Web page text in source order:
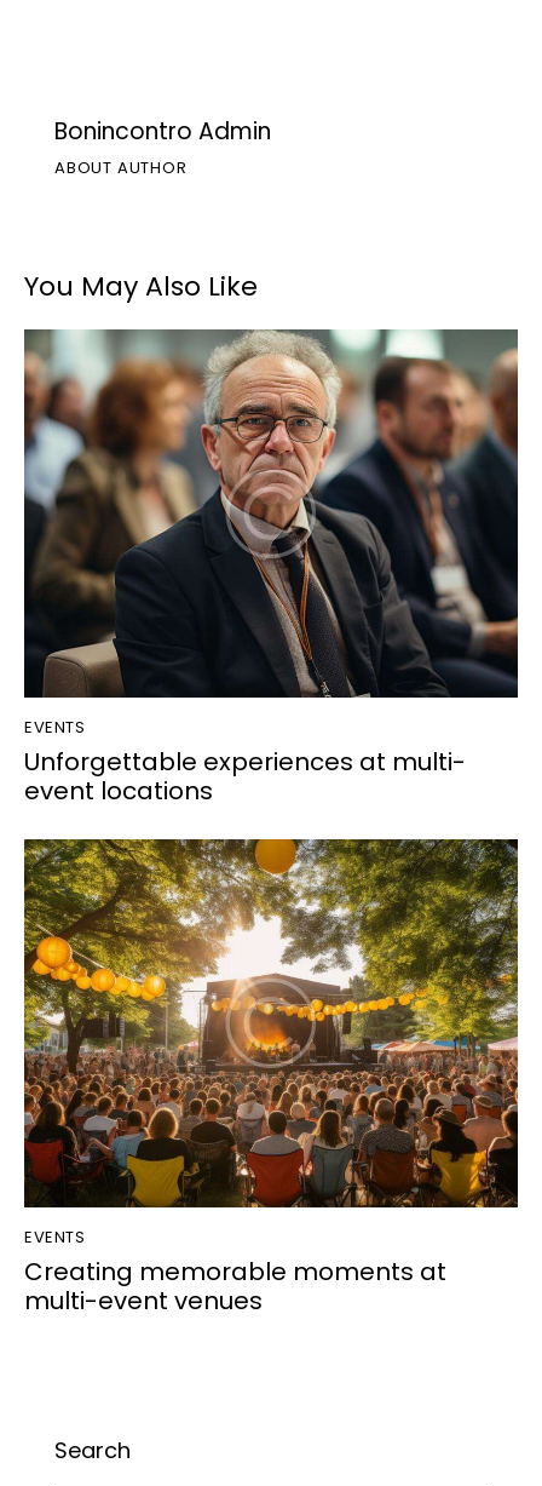
Bonincontro Admin
ABOUT AUTHOR
You May Also Like
EVENTS
Unforgettable experiences at multi-
event locations
EVENTS
Creating memorable moments at
multi-event venues
Search